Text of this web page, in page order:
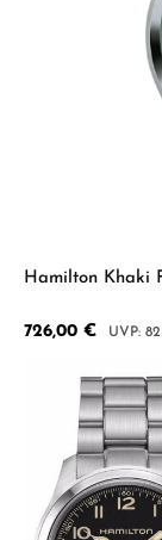
Hamilton Khaki
Verkaufspreis:
726,00 €